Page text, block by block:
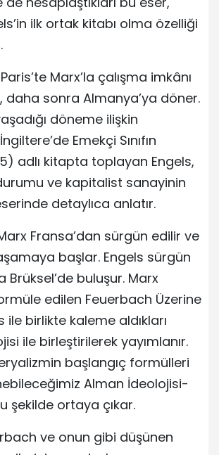
ilk ortak kitabı olma özelliği
Marx’la çalışma imkânı
daha sonra Almanya’ya döner.
döneme ilişkin
Emekçi Sınıfın
adlı kitapta toplayan Engels,
durumu ve kapitalist sanayinin
detaylıca anlatır.
Fransa’dan sürgün edilir ve
başlar. Engels sürgün
Brüksel’de buluşur. Marx
edilen Feuerbach Üzerine
ile birlikte kaleme aldıkları
ile birleştirilerek yayımlanır.
başlangıç formülleri
Alman İdeolojisi-
şekilde ortaya çıkar.
ve onun gibi düşünen